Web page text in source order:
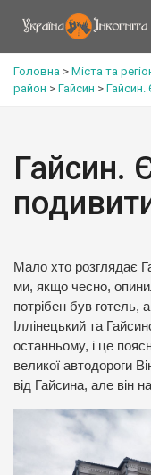
Головна > Міста та
район > Гайсин > Гайсин.
Гайсин.
Мало хто розглядає
ми, якщо чесно,
потрібен був готель,
Іллінецький та
останньому, і це
великої автодороги
від Гайсина, але він